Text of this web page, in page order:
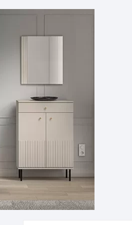
Supynės-supami foteliai
Kiti lauko baldai